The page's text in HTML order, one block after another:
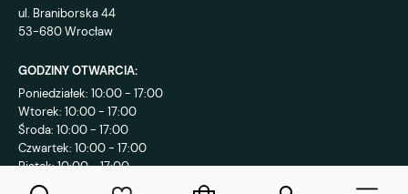
ul. Braniborska 44
53-680 Wrocław
GODZINY OTWARCIA:
Poniedziałek: 10:00 - 17:00
Wtorek: 10:00 - 17:00
Środa: 10:00 - 17:00
Czwartek: 10:00 - 17:00
Piątek: 10:00 - 17:00